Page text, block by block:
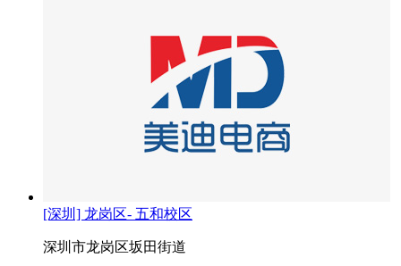
[深圳] 龙岗区- 五和校区
深圳市龙岗区坂田街道